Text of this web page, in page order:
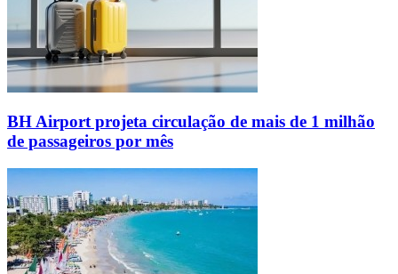
BH Airport projeta circulação de mais de 1 milhão
de passageiros por mês